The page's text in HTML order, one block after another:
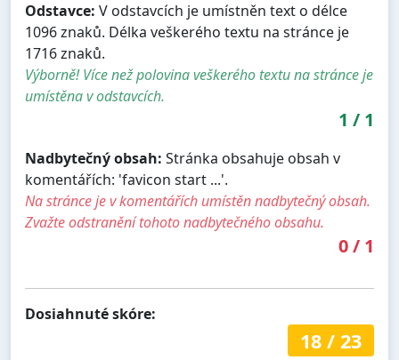
Odstavce: V odstavcích je umístněn text o délce
1096 znaků. Délka veškerého textu na stránce je
1716 znaků.
Výborně! Více než polovina veškerého textu na stránce je
umístěna v odstavcích.
1 / 1
Nadbytečný obsah: Stránka obsahuje obsah v
komentářích: 'favicon start ...'.
Na stránce je v komentářích umístěn nadbytečný obsah.
Zvažte odstranění tohoto nadbytečného obsahu.
0/ 1
Dosiahnuté skóre:
18/ 23